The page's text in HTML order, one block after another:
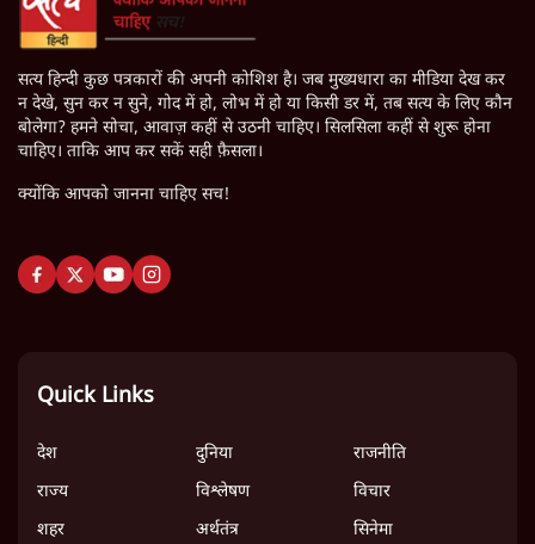
सत्य हिन्दी कुछ पत्रकारों की अपनी कोशिश है। जब मुख्यधारा का मीडिया देख कर
न देखे, सुन कर न सुने, गोद में हो, लोभ में हो या किसी डर में, तब सत्य के लिए कौन
बोलेगा? हमने सोचा, आवाज़ कहीं से उठनी चाहिए। सिलसिला कहीं से शुरू होना
चाहिए। ताकि आप कर सकें सही फ़ैसला।
क्योंकि आपको जानना चाहिए सच!
Quick Links
देश दुनिया
राजनीति
राज्य
विश्लेषण
विचार
शहर
अर्थतंत्र
सिनेमा